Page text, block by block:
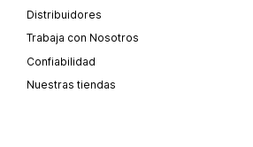
Distribuidores
Trabaja con Nosotros
Confiabilidad
Nuestras tiendas